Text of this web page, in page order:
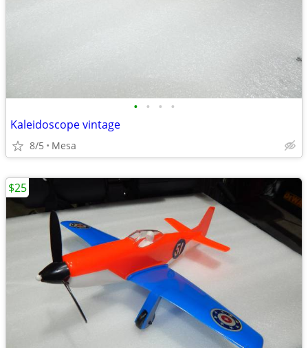
• • • •
Kaleidoscope vintage
8/5 Mesa
$25